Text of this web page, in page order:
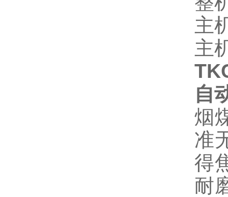
主
主
自
烟
准
得
耐